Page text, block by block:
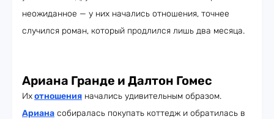
неожиданное — у них начались отношения, точнее
случился роман, который продлился лишь два месяца.
Ариана Гранде и Далтон Гомес
Ихотношения начались удивительным образом.
Ариана собиралась покупать коттедж и обратилась в